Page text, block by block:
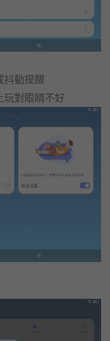
抖動提醒
玩對眼睛不好